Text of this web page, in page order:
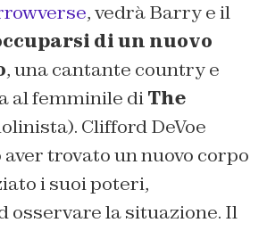
, vedrà Barry e il
di un nuovo
, una cantante country e
al femminile diThe
Clifford DeVoe
trovato un nuovo corpo
i suoi poteri,
osservare la situazione. Il